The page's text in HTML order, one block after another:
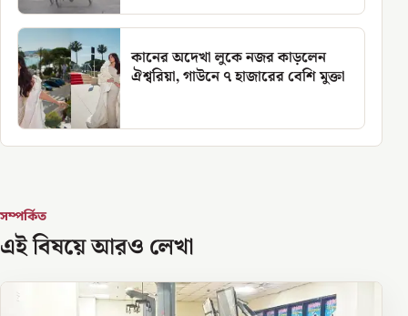
কানের অদেখা লুকে নজর কাড়লেন
ঐশ্বরিয়া, গাউনে ৭ হাজারের বেশি মুক্তা
সম্পর্কিত
এই বিষয়ে আরও লেখা